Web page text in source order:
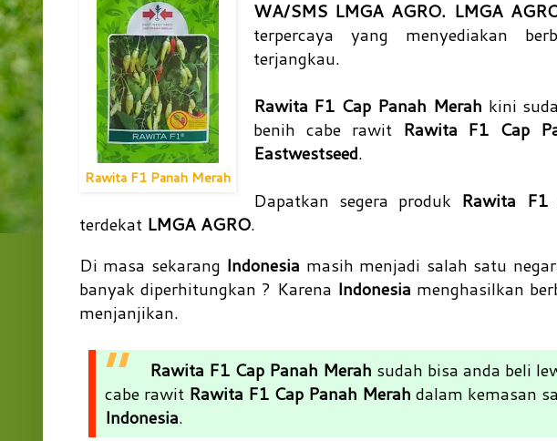
Rawita F1 Panah Merah
WA/SMS LMGA AGRO. LMGA
terpercaya yang menyediakan
terjangkau.
Rawita F1 Cap Panah Merah kini
benih cabe rawit Rawita F1 Cap
Eastwestseed.
Dapatkan segera produk Rawita F1
terdekat LMGA AGRO.
Di masa sekarang Indonesia masih menjadi salah satu
banyak diperhitungkan ? Karena Indonesia menghasilkan
menjanjikan.
Rawita F1 Cap Panah Merah sudah bisa anda beli
cabe rawit Rawita F1 Cap Panah Merah dalam kemasan
Indonesia.